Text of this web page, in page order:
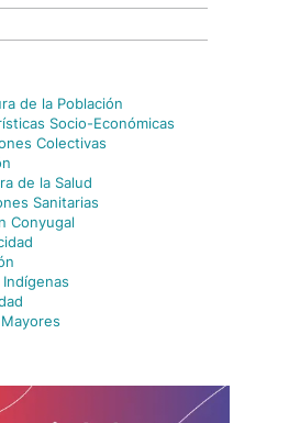
de la Población
Socio-Económicas
Colectivas
de la Salud
Sanitarias
Conyugal